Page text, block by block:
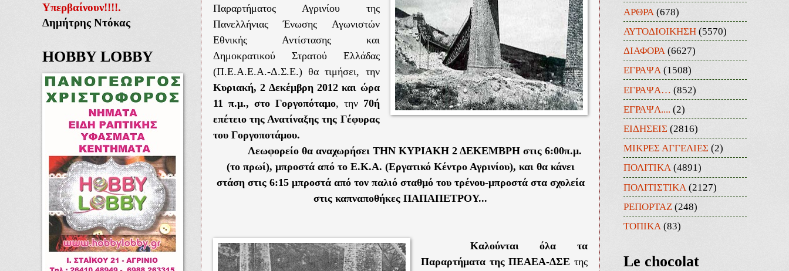
Παραρτήματος Αγρινίου της
Πανελλήνιας Ένωσης Αγωνιστών
Εθνικής Αντίστασης και
Δημοκρατικού Στρατού Ελλάδας
(Π.Ε.Α.Ε.Α.-Δ.Σ.Ε.) θα τιμήσει, την
Κυριακή, 2 Δεκέμβρη 2012 και ώρα
11 π.μ., στο Γοργοπόταμο, την 70ή
επέτειο της Ανατίναξης της Γέφυρας
του Γοργοποτάμου.
Λεωφορείο θα αναχωρήσει ΤΗΝ ΚΥΡΙΑΚΗ 2 ΔΕΚΕΜΒΡΗ στις 6:00π.μ.
(το πρωί), μπροστά από το Ε.Κ.Α. (Εργατικό Κέντρο Αγρινίου), και θα κάνει
στάση στις 6:15 μπροστά από τον παλιό σταθμό του τρένου-μπροστά στα σχολεία
στις καπναποθήκες ΠΑΠΑΠΕΤΡΟΥ...
Καλούνται όλα τα
Παραρτήματα της ΠΕΑΕΑ-ΔΣΕ της
Υπερβαίνουν!!!!.
Δημήτρης Ντόκας
HOBBY LOBBY
ΑΡΘΡΑ (678)
ΑΥΤΟΔΙΟΙΚΗΣΗ (5570)
ΔΙΑΦΟΡΑ (6627)
ΕΓΡΑΨΑ (1508)
ΕΓΡΑΨΑ… (852)
ΕΓΡΑΨΑ.... (2)
ΕΙΔΗΣΕΙΣ (2816)
ΜΙΚΡΕΣ ΑΓΓΕΛΙΕΣ (2)
ΠΟΛΙΤΙΚΑ (4891)
ΠΟΛΙΤΙΣΤΙΚΑ (2127)
ΡΕΠΟΡΤΑΖ (248)
ΤΟΠΙΚΑ (83)
Le chocolat